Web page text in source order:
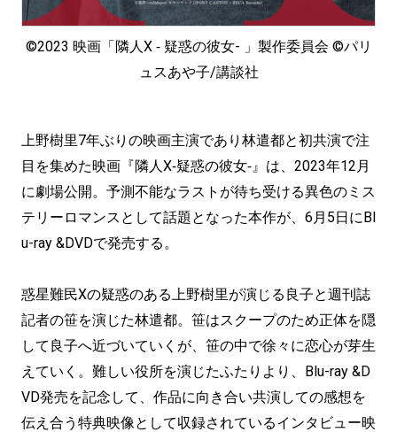
©2023 映画「隣人X ‐ 疑惑の彼女- 」製作委員会 ©パリ
ュスあや子/講談社
上野樹里7年ぶりの映画主演であり林遣都と初共演で注
目を集めた映画『隣人X‐疑惑の彼女‐』は、2023年12月
に劇場公開。予測不能なラストが待ち受ける異色のミス
テリーロマンスとして話題となった本作が、6月5日にBl
u-ray &DVDで発売する。
惑星難民Xの疑惑のある上野樹里が演じる良子と週刊誌
記者の笹を演じた林遣都。笹はスクープのため正体を隠
して良子へ近づいていくが、笹の中で徐々に恋心が芽生
えていく。難しい役所を演じたふたりより、Blu-ray &D
VD発売を記念して、作品に向き合い共演しての感想を
伝え合う特典映像として収録されているインタビュー映